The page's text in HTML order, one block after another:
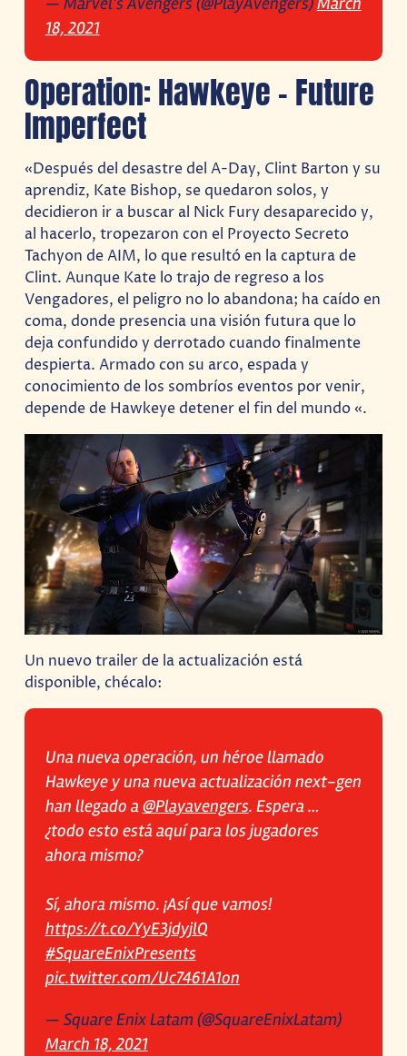
18, 2021
Operation: Hawkeye – Future
Imperfect
«Después del desastre del A-Day, Clint Barton y su
aprendiz, Kate Bishop, se quedaron solos, y
decidieron ir a buscar al Nick Fury desaparecido y,
al hacerlo, tropezaron con el Proyecto Secreto
Tachyon de AIM, lo que resultó en la captura de
Clint. Aunque Kate lo trajo de regreso a los
Vengadores, el peligro no lo abandona; ha caído en
coma, donde presencia una visión futura que lo
deja confundido y derrotado cuando finalmente
despierta. Armado con su arco, espada y
conocimiento de los sombríos eventos por venir,
depende de Hawkeye detener el fin del mundo «.
Un nuevo trailer de la actualización está
disponible, chécalo:
Una nueva operación, un héroe llamado
Hawkeye y una nueva actualización next-gen
han llegado a@Playavengers. Espera …
¿todo esto está aquí para los jugadores
ahora mismo?
Sí, ahora mismo. ¡Así que vamos!
https://t.co/YyE3jdyjlQ
#SquareEnixPresents
pic.twitter.com/Uc7461A1on
— Square Enix Latam (@SquareEnixLatam)
March 18, 2021